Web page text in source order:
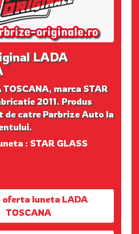
LADA
marca STAR
2011. Produs
de catre Parbrize Auto la
: STAR GLASS
oferta luneta LADA
TOSCANA